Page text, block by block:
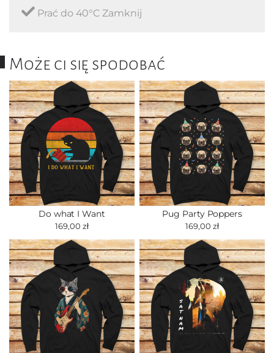
Prać do 40°C Zamknij
Może ci się spodobać
Do what I Want
169,00 zł
Pug Party Poppers
169,00 zł